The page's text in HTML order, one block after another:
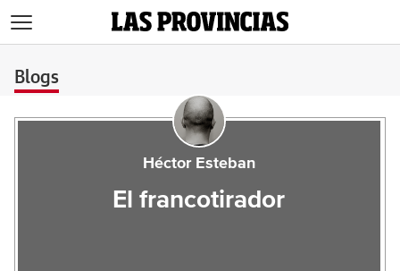
Blogs
Héctor Esteban
El francotirador